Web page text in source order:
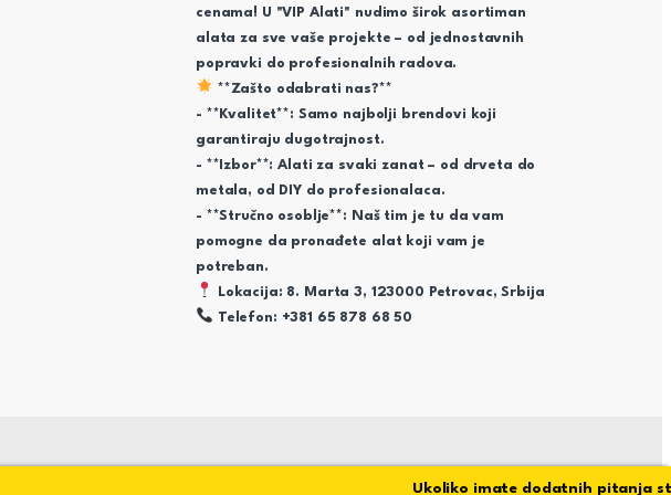
cenama! U "VIP Alati" nudimo širok asortiman
alata za sve vaše projekte – od jednostavnih
popravki do profesionalnih radova.
**Zašto odabrati nas?**
- **Kvalitet**: Samo najbolji brendovi koji
garantiraju dugotrajnost.
- **Izbor**: Alati za svaki zanat – od drveta do
metala, od DIY do profesionalaca.
- **Stručno osoblje**: Naš tim je tu da vam
pomogne da pronađete alat koji vam je
potreban.
Lokacija: 8. Marta 3, 123000 Petrovac, Srbija
Telefon: +381 65 878 68 50
Ukoliko imate dodatnih pitanja